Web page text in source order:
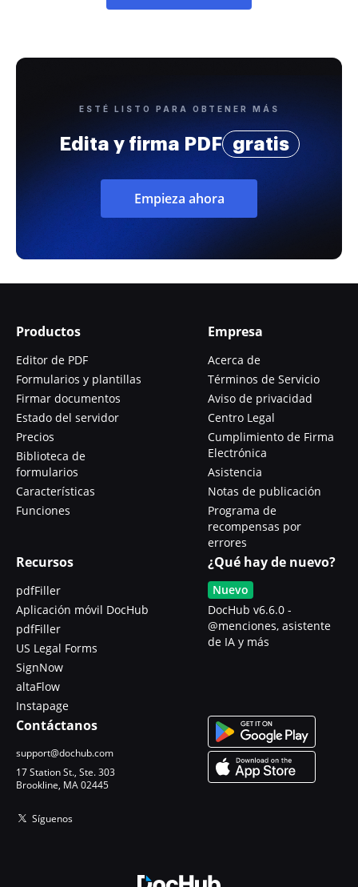
ESTÉ LISTO PARA OBTENER MÁS
Edita y firma PDF gratis
Empieza ahora
Productos
Editor de PDF
Formularios y plantillas
Firmar documentos
Estado del servidor
Precios
Biblioteca de
formularios
Características
Funciones
Empresa
Acerca de
Términos de Servicio
Aviso de privacidad
Centro Legal
Cumplimiento de Firma
Electrónica
Asistencia
Notas de publicación
Programa de
recompensas por
errores
Recursos
pdfFiller
Aplicación móvil DocHub
pdfFiller
US Legal Forms
SignNow
altaFlow
Instapage
¿Qué hay de nuevo?
Nuevo
DocHub v6.6.0 -
@menciones, asistente
de IA y más
Contáctanos
support@dochub.com
17 Station St., Ste. 303
Brookline, MA 02445
Síguenos